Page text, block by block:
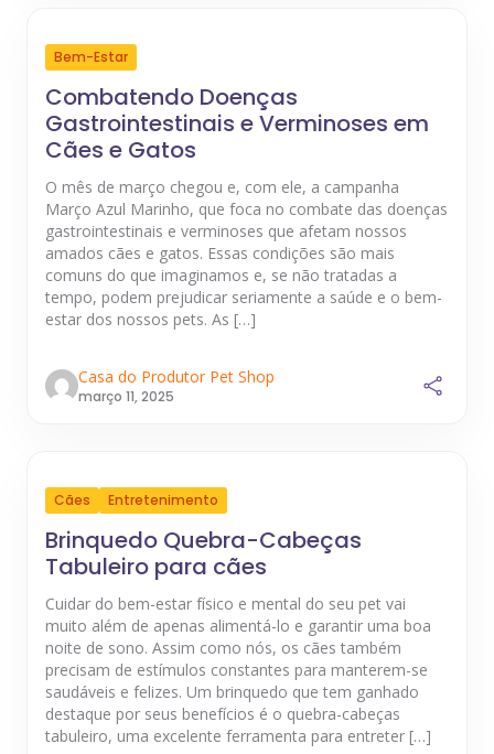
Bem-Estar
Combatendo Doenças
Gastrointestinais e Verminoses em
Cães e Gatos
O mês de março chegou e, com ele, a campanha
Março Azul Marinho, que foca no combate das doenças
gastrointestinais e verminoses que afetam nossos
amados cães e gatos. Essas condições são mais
comuns do que imaginamos e, se não tratadas a
tempo, podem prejudicar seriamente a saúde e o bem-
estar dos nossos pets. As […]
Casa do Produtor Pet Shop
março 11, 2025
Cães Entretenimento
Brinquedo Quebra-Cabeças
Tabuleiro para cães
Cuidar do bem-estar físico e mental do seu pet vai
muito além de apenas alimentá-lo e garantir uma boa
noite de sono. Assim como nós, os cães também
precisam de estímulos constantes para manterem-se
saudáveis e felizes. Um brinquedo que tem ganhado
destaque por seus benefícios é o quebra-cabeças
tabuleiro, uma excelente ferramenta para entreter […]